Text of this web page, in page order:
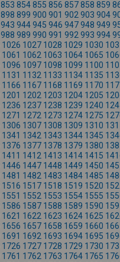
853 854855 856 857858 859
898 899 900 901 902 903 904
943 944945 946 947948 949
988 989 990 991 992 993 994
1026 1027 1028 1029 1030
1061 1062 1063 1064 1065
1096 1097 1098 1099 1100
1131 1132 1133 1134 1135
1166 1167 1168 1169 1170
1201 1202 1203 1204 1205
1236 1237 1238 1239 1240
1271 1272 1273 1274 1275
1306 1307 1308 1309 1310
1341 1342 1343 1344 1345
1376 1377 1378 1379 1380
1411 1412 1413 1414 1415
1446 1447 1448 1449 1450
1481 1482 1483 1484 1485
1516 1517 1518 1519 1520
1551 1552 1553 1554 1555
1586 1587 1588 1589 1590
1621 1622 1623 1624 1625
1656 1657 1658 1659 1660
1691 1692 1693 1694 1695
1726 1727 1728 1729 1730
1761 1762 1763 1764 1765